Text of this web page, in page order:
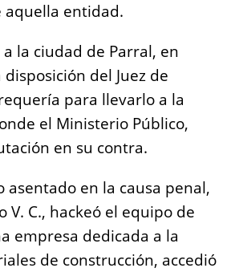
aquella entidad.
la ciudad de Parral, en
del Juez de
para llevarlo a la
el Ministerio Público,
en su contra.
asentado en la causa penal,
V. C., hackeó el equipo de
empresa dedicada a la
de construcción, accedió